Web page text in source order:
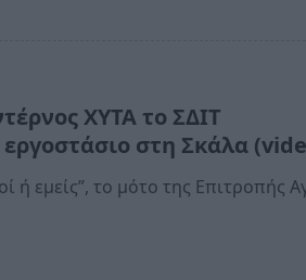
ΧΥΤΑ το ΣΔΙΤ
στη Σκάλα
ή εμείς”, το μότο της Επιτροπής
Ευρώτα